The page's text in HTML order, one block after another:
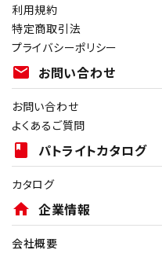
利用規約
特定商取引法
プライバシーポリシー
mail お問い合わせ
お問い合わせ
よくあるご質問
book パトライトカタログ
カタログ
home 企業情報
会社概要